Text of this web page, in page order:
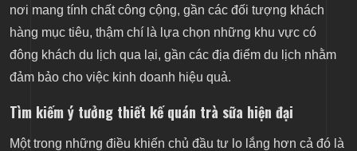
nơi mang tính chất công cộng, gần các đối tượng khách
hàng mục tiêu, thậm chí là lựa chọn những khu vực có
đông khách du lịch qua lại, gần các địa điểm du lịch nhằm
đảm bảo cho việc kinh doanh hiệu quả.
Tìm kiếm ý tưởng thiết kế quán trà sữa hiện đại
Một trong những điều khiến chủ đầu tư lo lắng hơn cả đó là